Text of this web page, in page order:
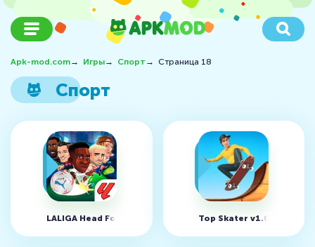
Apk-mod.com→ Игры→ Спорт → Страница 18
Спорт
LALIGA Head Football v7.1.36 (MOD, неограниченно денег)
Top Skater v1.02